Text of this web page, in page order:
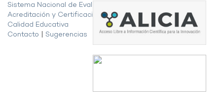
Sistema Nacional de Evaluación,
Acreditación y Certificación de la
Calidad Educativa
Contacto
Sugerencias